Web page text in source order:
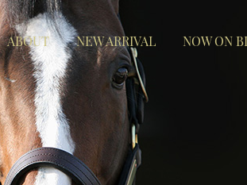
ABOUT NEW ARRIVAL NOW ON